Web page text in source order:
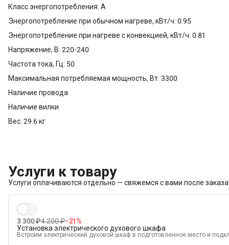
Класс энергопотребления: A
Энергопотребление при обычном нагреве, кВт/ч: 0.95
Энергопотребление при нагреве с конвекцией, кВт/ч: 0.81
Напряжение, В: 220-240
Частота тока, Гц: 50
Максимальная потребляемая мощность, Вт: 3300
Наличие провода
Наличие вилки
Вес: 29.6 кг
Услуги к товару
Услуги оплачиваются отдельно — свяжемся с вами после
3 300 ₽4 200 ₽−21%
Установка электрического духового шкафа
Встроим электрический духовой шкаф в подготовленное место и